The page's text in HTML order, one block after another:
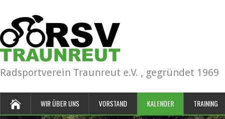
Radsportverein Traunreut e.V. , gegründet 1969
WIR ÜBER UNS VORSTAND KALENDER TRAINING